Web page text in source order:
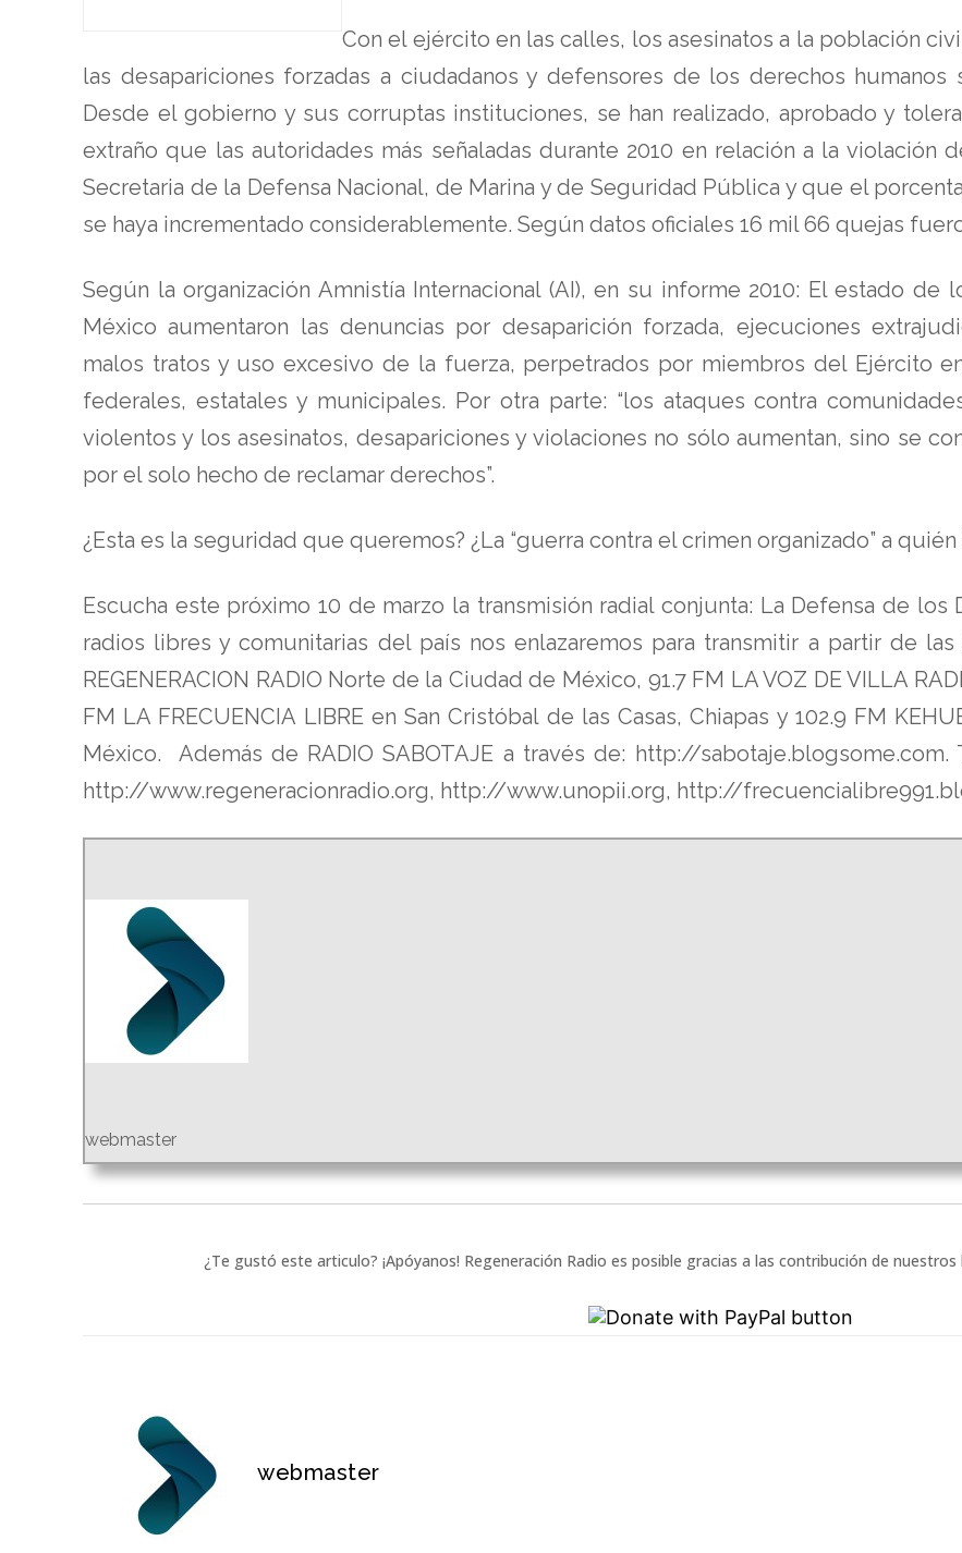
Con el ejército en las calles, los asesinatos a la población
las desapariciones forzadas a ciudadanos y defensores de los derechos humanos
Desde el gobierno y sus corruptas instituciones, se han realizado, aprobado y
extraño que las autoridades más señaladas durante 2010 en relación a la violación
Secretaria de la Defensa Nacional, de Marina y de Seguridad Pública y que el
se haya incrementado considerablemente. Según datos oficiales 16 mil 66 quejas
Según la organización Amnistía Internacional (AI), en su informe 2010: El estado de
México aumentaron las denuncias por desaparición forzada, ejecuciones
malos tratos y uso excesivo de la fuerza, perpetrados por miembros del Ejército
federales, estatales y municipales. Por otra parte: “los ataques contra
violentos y los asesinatos, desapariciones y violaciones no sólo aumentan, sino se
por el solo hecho de reclamar derechos”.
¿Esta es la seguridad que queremos? ¿La “guerra contra el crimen organizado” a
Escucha este próximo 10 de marzo la transmisión radial conjunta: La Defensa de los
radios libres y comunitarias del país nos enlazaremos para transmitir a partir de las
REGENERACION RADIO Norte de la Ciudad de México, 91.7 FM LA VOZ DE VILLA
FM LA FRECUENCIA LIBRE en San Cristóbal de las Casas, Chiapas y 102.9 FM
México. Además de RADIO SABOTAJE a través de: http://
http://www.regeneracionradio.org, http://www.unopii.org, http://
webmaster
¿Te gustó este articulo? ¡Apóyanos! Regeneración Radio es posible gracias a las contribución de
webmaster